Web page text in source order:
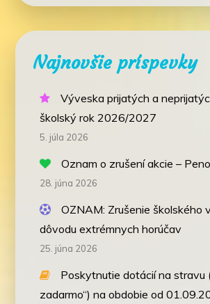
Najnovšie príspevky
Výveska prijatých a
školský rok 2026/2027
5. júla 2026
Oznam o zrušení akcie –
28. júna 2026
OZNAM: Zrušenie školského
dôvodu extrémnych horúčav
25. júna 2026
Poskytnutie dotácií na stravu
zadarmo“) na obdobie od